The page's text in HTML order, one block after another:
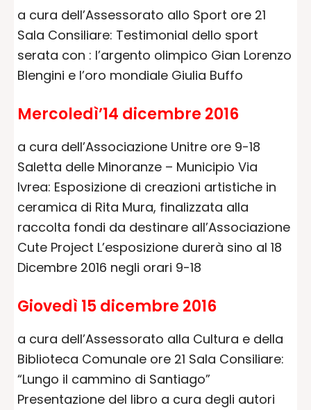
a cura dell’Assessorato allo Sport ore 21
Sala Consiliare: Testimonial dello sport
serata con : l’argento olimpico Gian Lorenzo
Blengini e l’oro mondiale Giulia Buffo
Mercoledì’14 dicembre 2016
a cura dell’Associazione Unitre ore 9-18
Saletta delle Minoranze – Municipio Via
Ivrea: Esposizione di creazioni artistiche in
ceramica di Rita Mura, finalizzata alla
raccolta fondi da destinare all’Associazione
Cute Project L’esposizione durerà sino al 18
Dicembre 2016 negli orari 9-18
Giovedì 15 dicembre 2016
a cura dell’Assessorato alla Cultura e della
Biblioteca Comunale ore 21 Sala Consiliare:
“Lungo il cammino di Santiago”
Presentazione del libro a cura degli autori